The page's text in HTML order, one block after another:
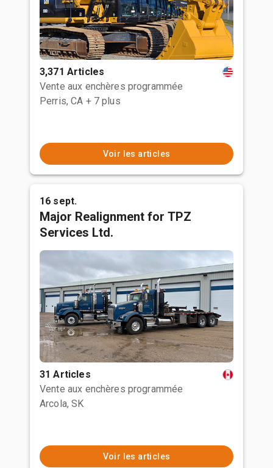
3,371 Articles
Vente aux enchères programmée
Perris, CA + 7 plus
Voir les articles
16 sept.
Major Realignment for TPZ
Services Ltd.
31 Articles
Vente aux enchères programmée
Arcola, SK
Voir les articles